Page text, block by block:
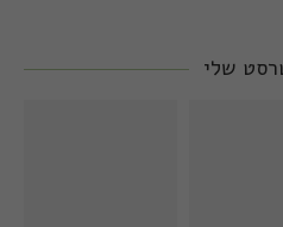
שלי